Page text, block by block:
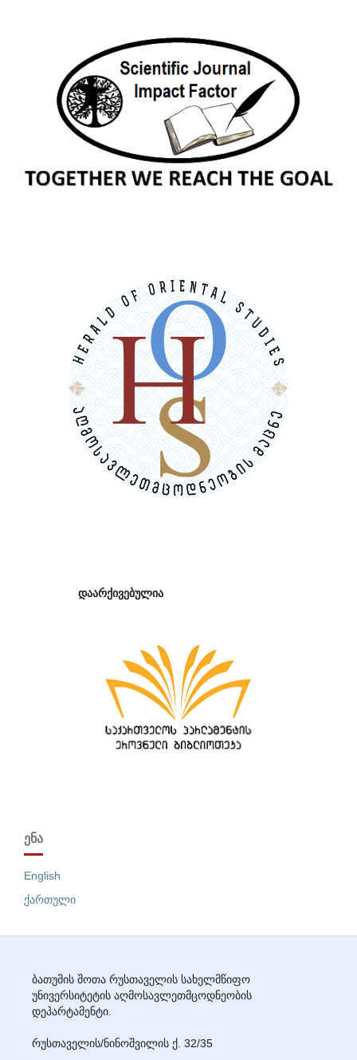
დაარქივებულია
ᲔᲜᲐ
English
ქართული
ბათუმის შოთა რუსთაველის სახელმწიფო
უნივერსიტეტის აღმოსავლეთმცოდნეობის
დეპარტამენტი.
რუსთაველის/ნინოშვილის ქ. 32/35